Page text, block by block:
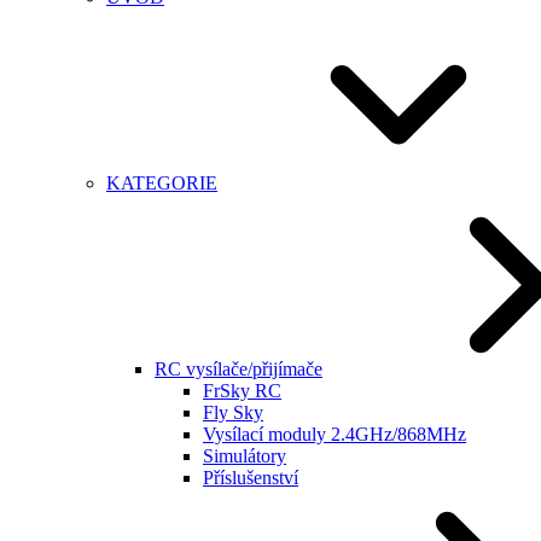
KATEGORIE
RC vysílače/přijímače
FrSky RC
Fly Sky
Vysílací moduly 2.4GHz/868MHz
Simulátory
Příslušenství